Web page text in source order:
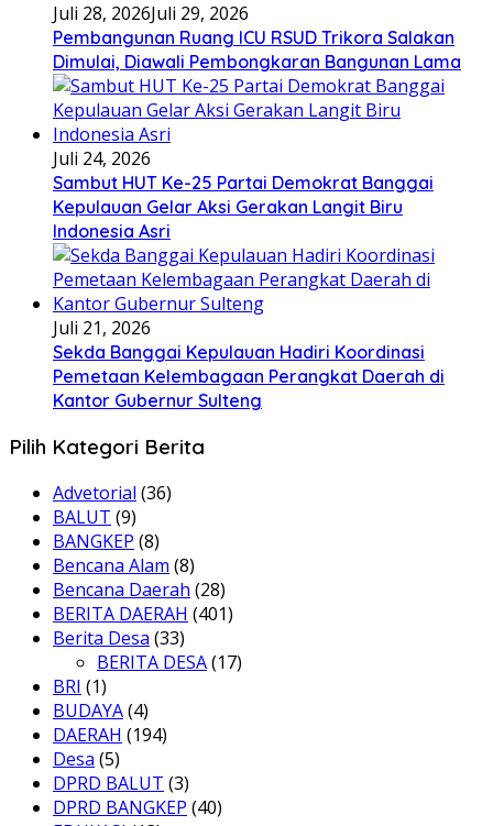
Juli 28, 2026Juli 29, 2026
Pembangunan Ruang ICU RSUD Trikora Salakan
Dimulai, Diawali Pembongkaran Bangunan Lama
Juli 24, 2026
Sambut HUT Ke-25 Partai Demokrat Banggai
Kepulauan Gelar Aksi Gerakan Langit Biru
Indonesia Asri
Juli 21, 2026
Sekda Banggai Kepulauan Hadiri Koordinasi
Pemetaan Kelembagaan Perangkat Daerah di
Kantor Gubernur Sulteng
Pilih Kategori Berita
Advetorial (36)
BALUT (9)
BANGKEP (8)
Bencana Alam (8)
Bencana Daerah (28)
BERITA DAERAH (401)
Berita Desa (33)
BERITA DESA(17)
BRI (1)
BUDAYA(4)
DAERAH (194)
Desa (5)
DPRD BALUT (3)
DPRD BANGKEP (40)